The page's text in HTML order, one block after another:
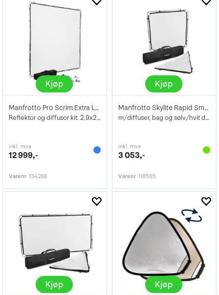
Kjøp
Manfrotto Pro Scrim Extra Large 3x3 Kit
Reflektor og diffusor kit. 2,9x2,9 m
inkl. mva
12 999,-
Varenr 134286
Kjøp
Manfrotto Skylite Rapid Small Kit 1x1m
m/diffuser, bag og sølv/hvit duk 1,1x1,1
inkl. mva
3 053,-
Varenr 118565
Kjøp Kjøp